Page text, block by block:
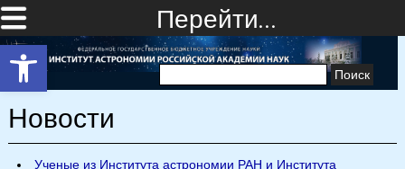
Открыть панель инструментов
Перейти…
Найти:
Новости
Ученые из Института астрономии РАН и Института